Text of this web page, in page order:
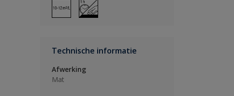
Technische informatie
Afwerking
Mat